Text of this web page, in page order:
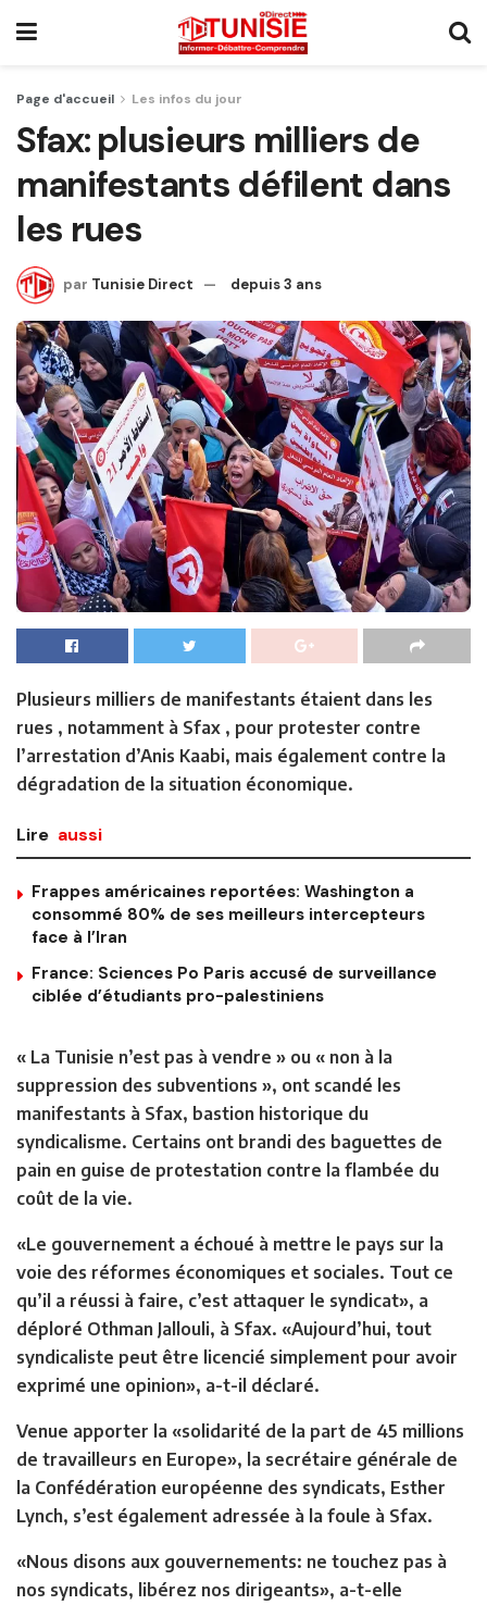
Page d'accueil Les infos du jour
Sfax: plusieurs milliers de
manifestants défilent dans
les rues
par Tunisie Direct depuis 3 ans
Plusieurs milliers de manifestants étaient dans les
rues , notamment à Sfax , pour protester contre
l’arrestation d’Anis Kaabi, mais également contre la
dégradation de la situation économique.
Lire aussi
Frappes américaines reportées: Washington a
consommé 80% de ses meilleurs intercepteurs
face à l’Iran
France: Sciences Po Paris accusé de surveillance
ciblée d’étudiants pro-palestiniens
« La Tunisie n’est pas à vendre » ou « non à la
suppression des subventions », ont scandé les
manifestants à Sfax, bastion historique du
syndicalisme. Certains ont brandi des baguettes de
pain en guise de protestation contre la flambée du
coût de la vie.
«Le gouvernement a échoué à mettre le pays sur la
voie des réformes économiques et sociales. Tout ce
qu’il a réussi à faire, c’est attaquer le syndicat», a
déploré Othman Jallouli, à Sfax. «Aujourd’hui, tout
syndicaliste peut être licencié simplement pour avoir
exprimé une opinion», a-t-il déclaré.
Venue apporter la «solidarité de la part de 45 millions
de travailleurs en Europe», la secrétaire générale de
la Confédération européenne des syndicats, Esther
Lynch, s’est également adressée à la foule à Sfax.
«Nous disons aux gouvernements: ne touchez pas à
nos syndicats, libérez nos dirigeants», a-t-elle